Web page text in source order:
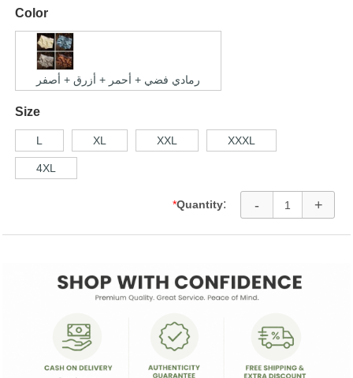
Color
رمادي فضي + أحمر + أزرق + أصفر
Size
L XL XXL XXXL
4XL
- +
*Quantity: